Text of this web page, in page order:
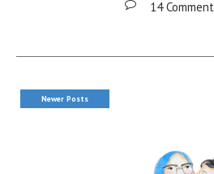
14
Newer Posts